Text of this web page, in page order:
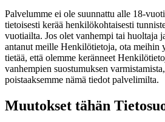
Palvelumme ei ole suunnattu alle 18-
tietoisesti kerää henkilökohtaisesti
vuotiailta. Jos olet vanhempi tai huoltaja
antanut meille Henkilötietoja, ota meihin
tietää, että olemme keränneet
vanhempien suostumuksen
poistaaksemme nämä tiedot palvelimilta.
Muutokset tähän